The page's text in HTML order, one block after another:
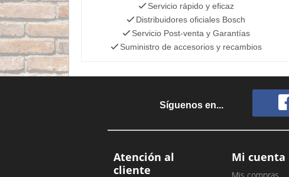
Servicio rápido y eficaz
Distribuidores oficiales Bosch
Servicio Post-venta y Garantías
Suministro de accesorios y recambios
Síguenos en...
Atención al
cliente
Mi cuenta